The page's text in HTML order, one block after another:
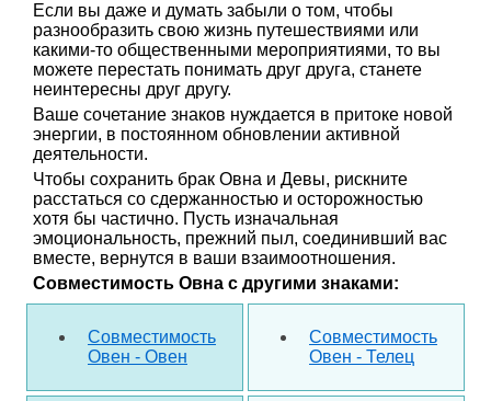
Если вы даже и думать забыли о том, чтобы
разнообразить свою жизнь путешествиями или
какими-то общественными мероприятиями, то вы
можете перестать понимать друг друга, станете
неинтересны друг другу.
Ваше сочетание знаков нуждается в притоке новой
энергии, в постоянном обновлении активной
деятельности.
Чтобы сохранить брак Овна и Девы, рискните
расстаться со сдержанностью и осторожностью
хотя бы частично. Пусть изначальная
эмоциональность, прежний пыл, соединивший вас
вместе, вернутся в ваши взаимоотношения.
Совместимость Овна с другими знаками:
Совместимость
Овен - Овен
Совместимость
Овен - Телец